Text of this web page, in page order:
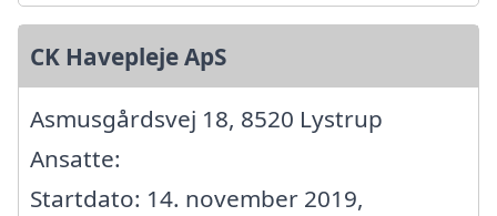
CK Havepleje ApS
Asmusgårdsvej 18, 8520 Lystrup
Ansatte:
Startdato: 14. november 2019,